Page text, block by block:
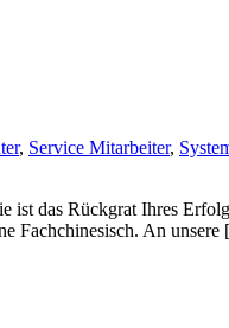
, Service Mitarbeiter,
das Rückgrat Ihres
Fachchinesisch. An